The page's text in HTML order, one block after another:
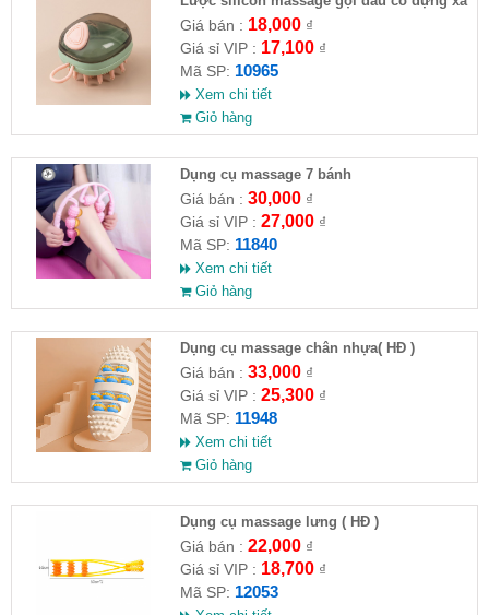
phòng
Giá bán : 18,000₫
Giá sỉ VIP : 17,100₫
Mã SP: 10965
Xem chi tiết
Giỏ hàng
Dụng cụ massage 7 bánh
Giá bán : 30,000₫
Giá sỉ VIP : 27,000₫
Mã SP: 11840
Xem chi tiết
Giỏ hàng
Dụng cụ massage chân nhựa( HĐ )
Giá bán : 33,000₫
Giá sỉ VIP : 25,300₫
Mã SP: 11948
Xem chi tiết
Giỏ hàng
Dụng cụ massage lưng ( HĐ )
Giá bán : 22,000₫
Giá sỉ VIP : 18,700₫
Mã SP: 12053